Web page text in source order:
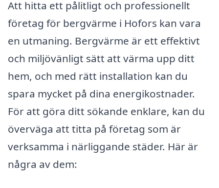
Att hitta ett pålitligt och professionellt
företag för bergvärme i Hofors kan vara
en utmaning. Bergvärme är ett effektivt
och miljövänligt sätt att värma upp ditt
hem, och med rätt installation kan du
spara mycket på dina energikostnader.
För att göra ditt sökande enklare, kan du
överväga att titta på företag som är
verksamma i närliggande städer. Här är
några av dem: